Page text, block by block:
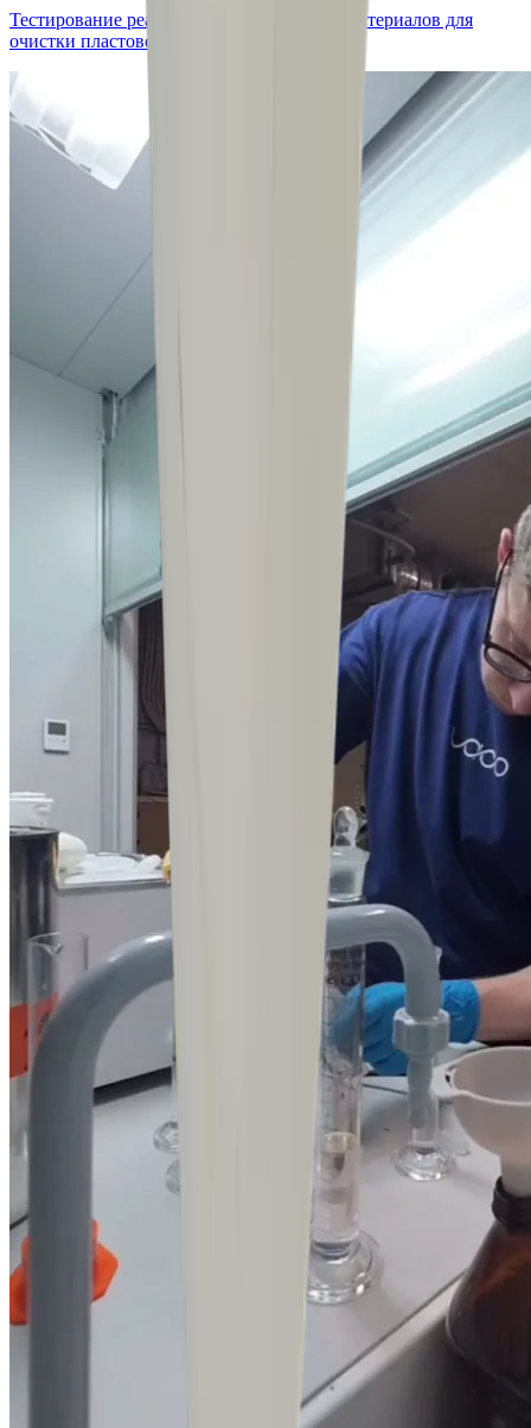
Тестирование реагентов и фильтрующих материалов для
очистки пластовой воды